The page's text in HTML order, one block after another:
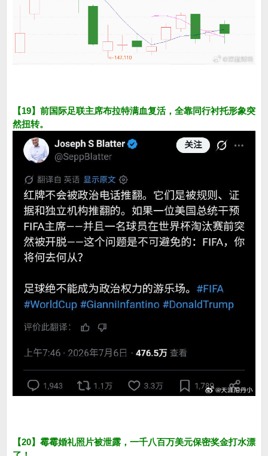
【19】前国际足联主席布拉特满血复活，全靠同行衬托形象突
然扭转。
【20】霉霉婚礼照片被泄露，一千八百万美元保密奖金打水漂